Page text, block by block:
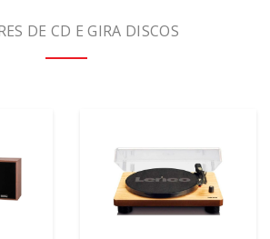
DE CD E GIRA DISCOS